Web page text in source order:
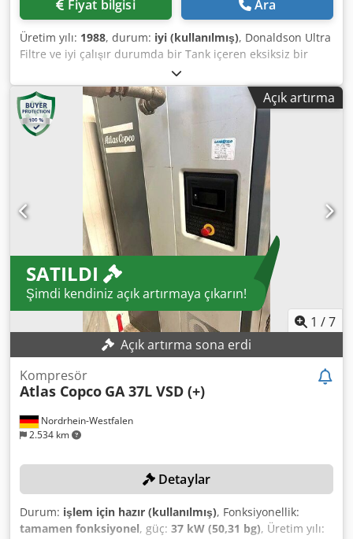
Fiyat bilgisi Ara
Üretim yılı: 1988, durum: iyi (kullanılmış), Donaldson Ultra
Filtre ve iyi çalışır durumda bir Tank içeren eksiksiz bir
Atlas Copco hava kompresörü Dwodpehpx U Aefx Akasa
Açık artırma
SATILDI
Şimdi kendiniz açık artırmaya çıkarın!
1 /7
Açık artırma sona erdi
Nordrhein-Westfalen
2.534 km
Kompresör
Atlas Copco GA 37L VSD (+)
Detaylar
Durum: işlem için hazır (kullanılmış), Fonksiyonellik:
tamamen fonksiyonel, güç: 37 kW (50,31 bg), Üretim yılı: